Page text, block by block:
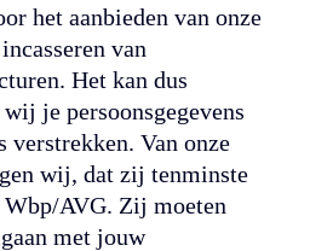
het aanbieden van onze
van
Het kan dus
je persoonsgegevens
verstrekken. Van onze
wij, dat zij tenminste
Wbp/AVG. Zij moeten
met jouw